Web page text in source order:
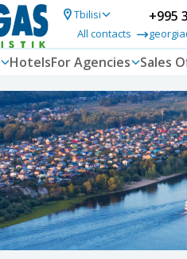
Tbilisi
All contacts
+995
HotelsFor Agencies Sales